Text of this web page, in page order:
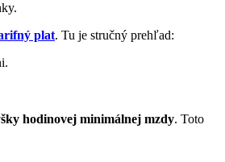
plat. Tu je stručný prehľad:
hodinovej minimálnej mzdy. Toto